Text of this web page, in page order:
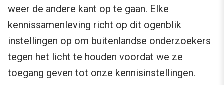
weer de andere kant op te gaan. Elke
kennissamenleving richt op dit ogenblik
instellingen op om buitenlandse onderzoekers
tegen het licht te houden voordat we ze
toegang geven tot onze kennisinstellingen.